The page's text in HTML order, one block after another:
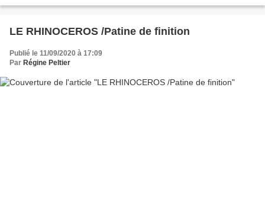
LE RHINOCEROS /Patine de finition
Publié le 11/09/2020 à 17:09
Par Régine Peltier